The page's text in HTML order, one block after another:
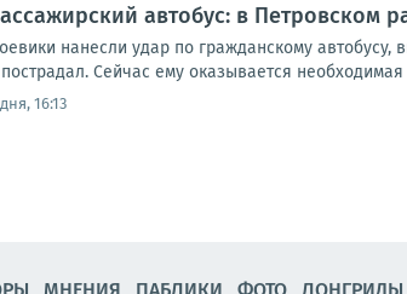
автобус: в Петровском
нанесли удар по гражданскому
Сейчас ему оказывается
16:13